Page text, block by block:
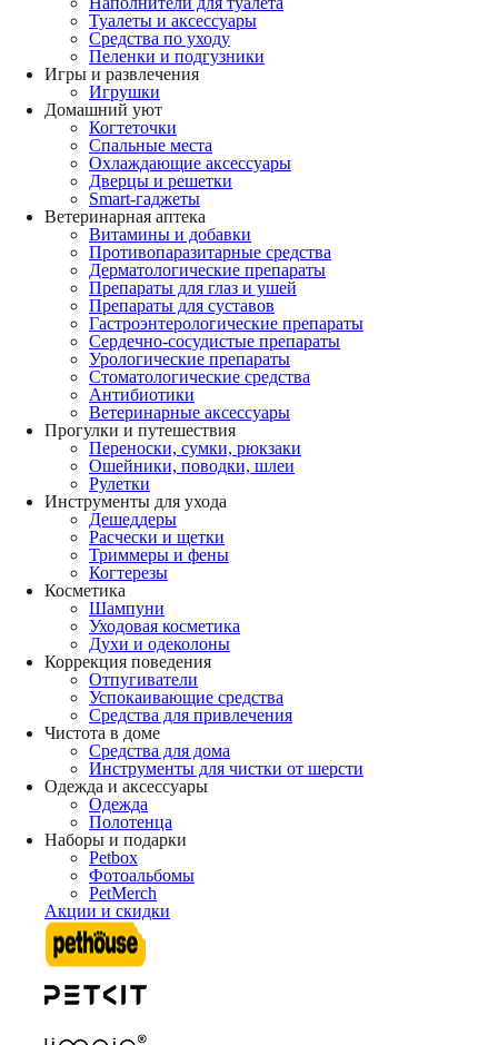
Туалеты и аксессуары
Средства по уходу
Пеленки и подгузники
Игры и развлечения
Игрушки
Домашний уют
Когтеточки
Спальные места
Охлаждающие аксессуары
Дверцы и решетки
Smart-гаджеты
Ветеринарная аптека
Витамины и добавки
Противопаразитарные средства
Дерматологические препараты
Препараты для глаз и ушей
Препараты для суставов
Гастроэнтерологические препараты
Сердечно-сосудистые препараты
Урологические препараты
Стоматологические средства
Антибиотики
Ветеринарные аксессуары
Прогулки и путешествия
Переноски, сумки, рюкзаки
Ошейники, поводки, шлеи
Рулетки
Инструменты для ухода
Дешеддеры
Расчески и щетки
Триммеры и фены
Когтерезы
Косметика
Шампуни
Уходовая косметика
Духи и одеколоны
Коррекция поведения
Отпугиватели
Успокаивающие средства
Средства для привлечения
Чистота в доме
Средства для дома
Инструменты для чистки от шерсти
Одежда и аксессуары
Одежда
Полотенца
Наборы и подарки
Petbox
Фотоальбомы
PetMerch
Акции и скидки